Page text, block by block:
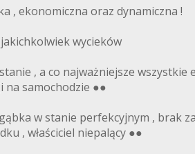
, ekonomiczna oraz dynamiczna !
wycieków
, a co najważniejsze wszystkie
samochodzie ●●
w stanie perfekcyjnym , brak
, właściciel niepalący ●●